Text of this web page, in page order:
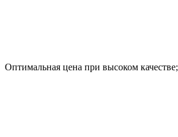
Оптимальная цена при высоком качестве;